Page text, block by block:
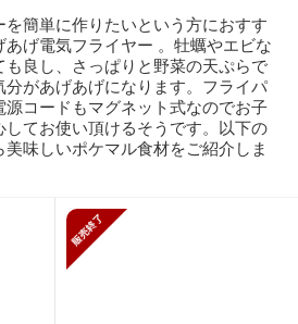
簡単に作りたいという方におすす
げ電気フライヤー 。牡蠣やエビな
も良し、さっぱりと野菜の天ぷらで
分があげあげになります。フライパ
源コードもマグネット式なのでお子
てお使い頂けるそうです。以下の
味しいポケマル食材をご紹介しま